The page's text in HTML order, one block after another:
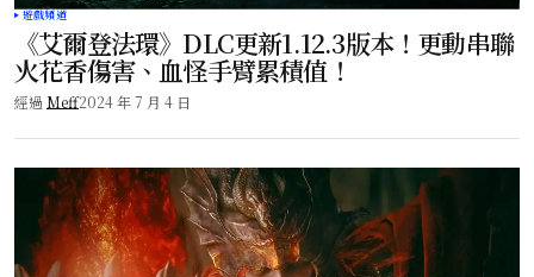
遊戲頻道
《艾爾登法環》DLC更新1.12.3版本！更動串聯
火花香傷害、血怪手臂累積值！
經過 Meff2024 年 7 月 4 日